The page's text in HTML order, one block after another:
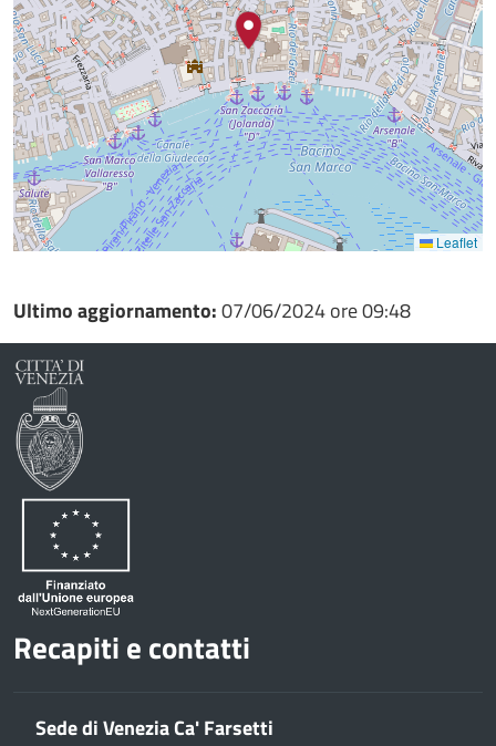
Leaflet
Ultimo aggiornamento:07/06/2024 ore 09:48
Recapiti e contatti
Sede di Venezia Ca' Farsetti